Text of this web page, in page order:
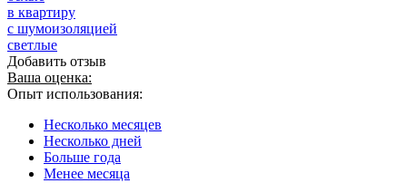
в квартиру
с шумоизоляцией
светлые
Добавить отзыв
Ваша оценка:
Опыт использования:
Несколько месяцев
Несколько дней
Больше года
Менее месяца